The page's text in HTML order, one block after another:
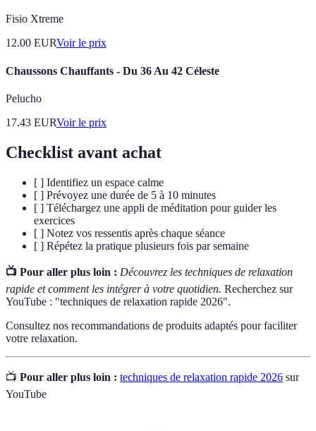
Fisio Xtreme
12.00 EURVoir le prix
Chaussons Chauffants - Du 36 Au 42 Céleste
Pelucho
17.43 EURVoir le prix
Checklist avant achat
[ ] Identifiez un espace calme
[ ] Prévoyez une durée de 5 à 10 minutes
[ ] Téléchargez une appli de méditation pour guider les
exercices
[ ] Notez vos ressentis après chaque séance
[ ] Répétez la pratique plusieurs fois par semaine
📺 Pour aller plus loin : Découvrez les techniques de relaxation
rapide et comment les intégrer à votre quotidien. Recherchez sur
YouTube : "techniques de relaxation rapide 2026".
Consultez nos recommandations de produits adaptés pour faciliter
votre relaxation.
📺 Pour aller plus loin : techniques de relaxation rapide 2026 sur
YouTube